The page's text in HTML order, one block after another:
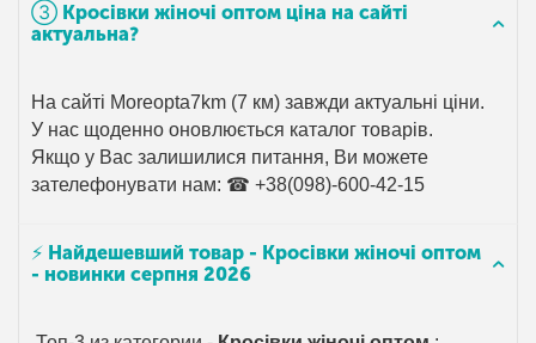
➂ Кросівки жіночі оптом ціна на сайті
актуальна?
На сайті Moreopta7km (7 км) завжди актуальні ціни.
У нас щоденно оновлюється каталог товарів.
Якщо у Вас залишилися питання, Ви можете
зателефонувати нам: ☎ +38(098)-600-42-15
⚡ Найдешевший товар - Кросівки жіночі оптом
- новинки серпня 2026